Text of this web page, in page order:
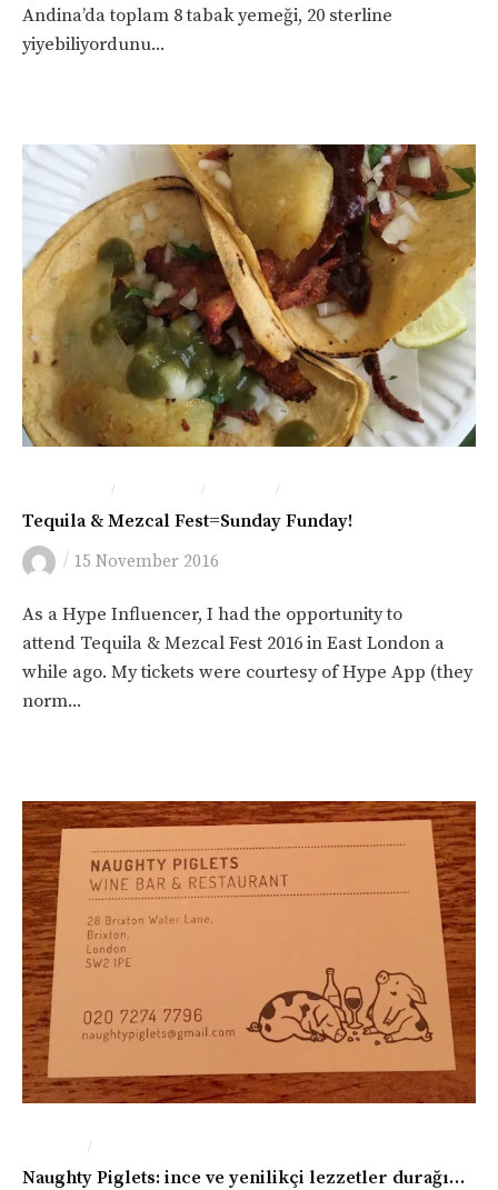
Andina’da toplam 8 tabak yemeği, 20 sterline
yiyebiliyordunu...
/ / /
Tequila & Mezcal Fest=Sunday Funday!
/ 15 November 2016
As a Hype Influencer, I had the opportunity to
attend Tequila & Mezcal Fest 2016 in East London a
while ago. My tickets were courtesy of Hype App (they
norm...
/
Naughty Piglets: ince ve yenilikçi lezzetler durağı…